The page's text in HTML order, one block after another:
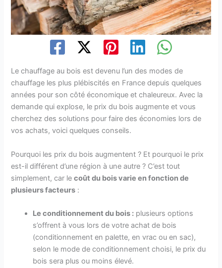
Le chauffage au bois est devenu l’un des modes de
chauffage les plus plébiscités en France depuis quelques
années pour son côté économique et chaleureux. Avec la
demande qui explose, le prix du bois augmente et vous
cherchez des solutions pour faire des économies lors de
vos achats, voici quelques conseils.
Pourquoi les prix du bois augmentent ? Et pourquoi le prix
est-il différent d’une région à une autre ? C’est tout
simplement, car lecoût du bois varie en fonction de
plusieurs facteurs :
Le conditionnement du bois : plusieurs options
s’offrent à vous lors de votre achat de bois
(conditionnement en palette, en vrac ou en sac),
selon le mode de conditionnement choisi, le prix du
bois sera plus ou moins élevé.